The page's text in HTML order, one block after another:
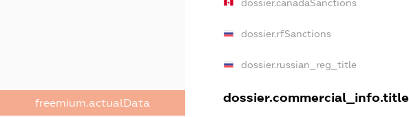
freemium.actualData
dossier.canadaSanctions
dossier.rfSanctions
dossier.russian_reg_title
dossier.commercial_info.title